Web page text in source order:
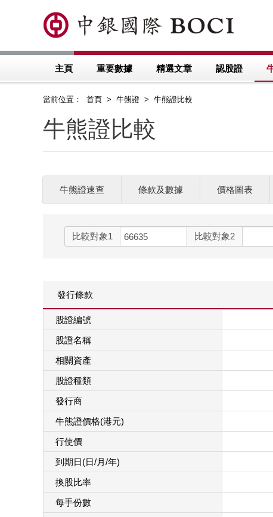
主頁 重要數據 精選文章 認股證
當前位置： 首頁 > 牛熊證 > 牛熊證比較
牛熊證比較
牛熊證速查 條款及數據 價格圖表
比較對象1 比較對象2
發行條款
股證編號
股證名稱
相關資產
股證種類
發行商
牛熊證價格(港元)
行使價
到期日(日/月/年)
換股比率
每手份數